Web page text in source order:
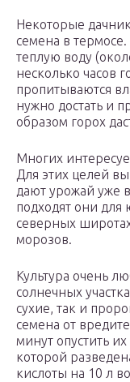
Некоторые
семена в
теплую воду
несколько часов
пропитываются
нужно достать и
образом горох
Многих
Для этих целей
дают урожай уже
подходят они
северных
морозов.
Культура очень
солнечных
сухие, так и
семена от
минут опустить
которой
кислоты на 10 л